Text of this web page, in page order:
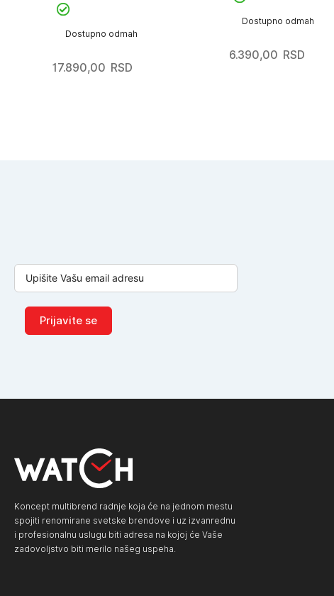
Dostupno odmah
17.890,00 RSD
Dostupno odmah
6.390,00 RSD
Prijavite se
Koncept multibrend radnje koja će na jednom mestu
spojiti renomirane svetske brendove i uz izvanrednu
i profesionalnu uslugu biti adresa na kojoj će Vaše
zadovoljstvo biti merilo našeg uspeha.